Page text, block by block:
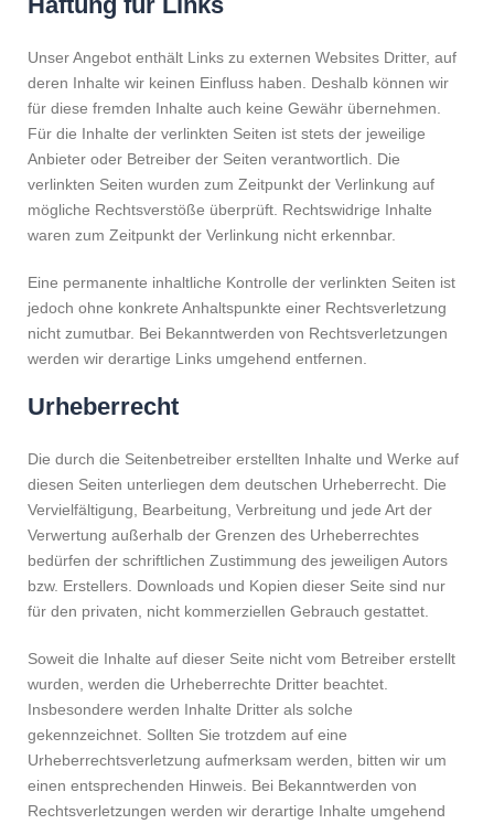
Unser Angebot enthält Links zu externen Websites Dritter, auf
deren Inhalte wir keinen Einfluss haben. Deshalb können wir
für diese fremden Inhalte auch keine Gewähr übernehmen.
Für die Inhalte der verlinkten Seiten ist stets der jeweilige
Anbieter oder Betreiber der Seiten verantwortlich. Die
verlinkten Seiten wurden zum Zeitpunkt der Verlinkung auf
mögliche Rechtsverstöße überprüft. Rechtswidrige Inhalte
waren zum Zeitpunkt der Verlinkung nicht erkennbar.
Eine permanente inhaltliche Kontrolle der verlinkten Seiten ist
jedoch ohne konkrete Anhaltspunkte einer Rechtsverletzung
nicht zumutbar. Bei Bekanntwerden von Rechtsverletzungen
werden wir derartige Links umgehend entfernen.
Urheberrecht
Die durch die Seitenbetreiber erstellten Inhalte und Werke auf
diesen Seiten unterliegen dem deutschen Urheberrecht. Die
Vervielfältigung, Bearbeitung, Verbreitung und jede Art der
Verwertung außerhalb der Grenzen des Urheberrechtes
bedürfen der schriftlichen Zustimmung des jeweiligen Autors
bzw. Erstellers. Downloads und Kopien dieser Seite sind nur
für den privaten, nicht kommerziellen Gebrauch gestattet.
Soweit die Inhalte auf dieser Seite nicht vom Betreiber erstellt
wurden, werden die Urheberrechte Dritter beachtet.
Insbesondere werden Inhalte Dritter als solche
gekennzeichnet. Sollten Sie trotzdem auf eine
Urheberrechtsverletzung aufmerksam werden, bitten wir um
einen entsprechenden Hinweis. Bei Bekanntwerden von
Rechtsverletzungen werden wir derartige Inhalte umgehend